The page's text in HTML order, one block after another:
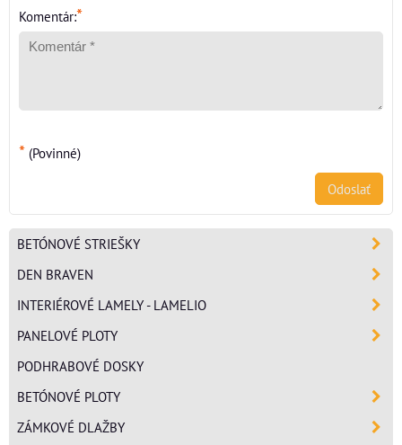
Komentár:*
* (Povinné)
Odoslať
BETÓNOVÉ STRIEŠKY
DEN BRAVEN
INTERIÉROVÉ LAMELY - LAMELIO
PANELOVÉ PLOTY
PODHRABOVÉ DOSKY
BETÓNOVÉ PLOTY
ZÁMKOVÉ DLAŽBY